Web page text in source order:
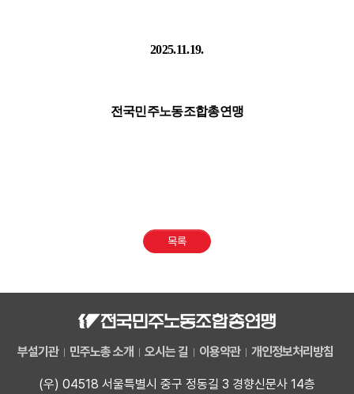
2025.11.19.
전국민주노동조합총연맹
목록
부설기관 민주노총 소개 오시는 길 이용약관 개인정보처리방침
(우) 04518 서울특별시 중구 정동길 3 경향신문사 14층